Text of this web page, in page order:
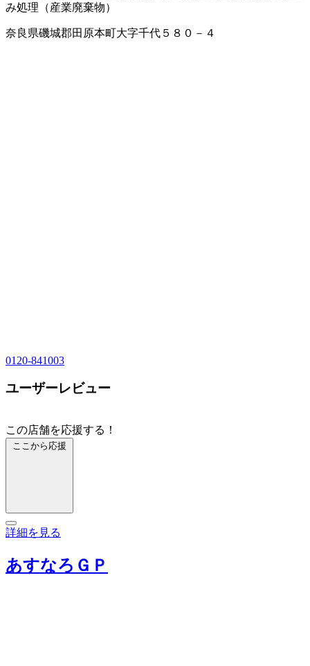
み処理（産業廃棄物）
奈良県磯城郡田原本町大字千代５８０－４
0120-841003
ユーザーレビュー
この店舗を応援する！
ここから応援
詳細を見る
あすなろＧＰ